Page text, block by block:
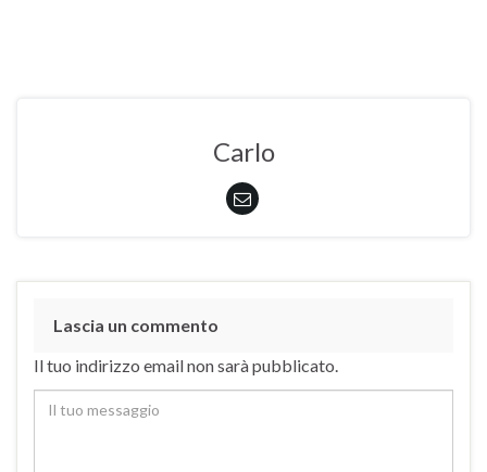
Carlo
Lascia un commento
Il tuo indirizzo email non sarà pubblicato.